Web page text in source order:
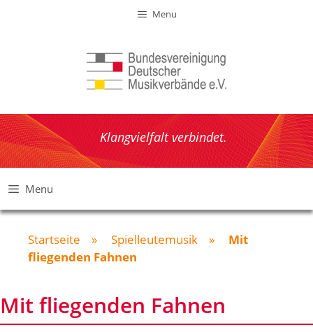
Menu
Klangvielfalt verbindet.
Menu
Startseite » Spielleutemusik » Mit
fliegenden Fahnen
Mit fliegenden Fahnen